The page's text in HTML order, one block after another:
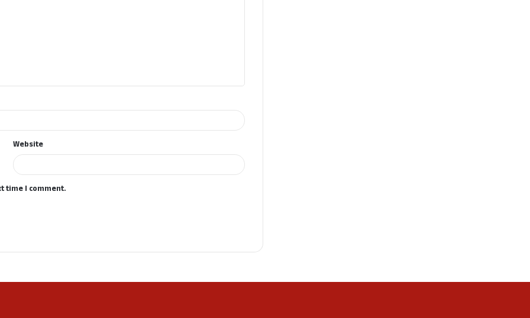
Website
time I comment.